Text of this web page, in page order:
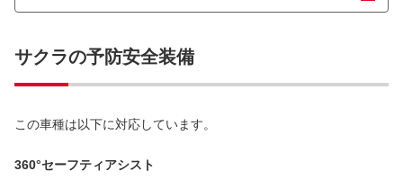
「X」、「G」のフロントフェイスに、ボディカラーと同色のカラ
ロントバンパーをアクセントとして組み合わせることで、上質感
と華やかさを表現した。さらに、15インチのアルミホイールは、
日本の伝統美を感じさせる水引のテーマを継承しながら、より大
テリアは、充電ポートリッドや充電コネクタにいたずらを防止す
ックを解除する「接近時アンロック機能」と、降車後にクルマか
サクラの予防安全装備
この車種は以下に対応しています。
360°セーフティアシスト